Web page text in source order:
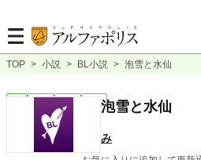
TOP > 小説 > BL小説 > 泡雪と水仙
完結 短編 泡雪と水仙
み